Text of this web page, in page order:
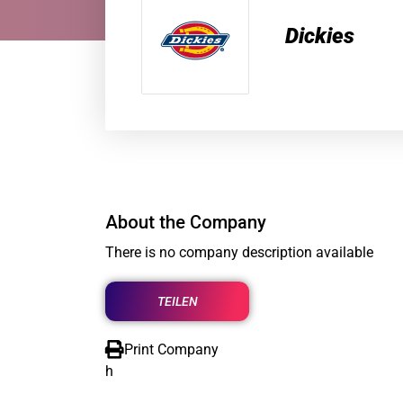
Dickies
About the Company
There is no company description available
TEILEN
Print Company
h